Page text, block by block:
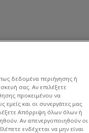
δεδομένα περιήγησης ή
σας. Αν επιλέξετε
προκειμένου να
και οι συνεργάτες μας
Απόρριψη όλων όλων ή
Αν απενεργοποιηθούν οι
ενδέχεται να μην είναι